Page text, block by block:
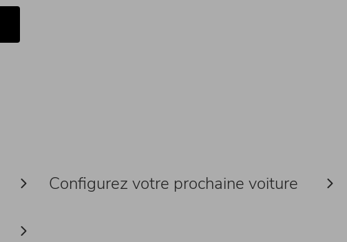
Configurez votre prochaine voiture